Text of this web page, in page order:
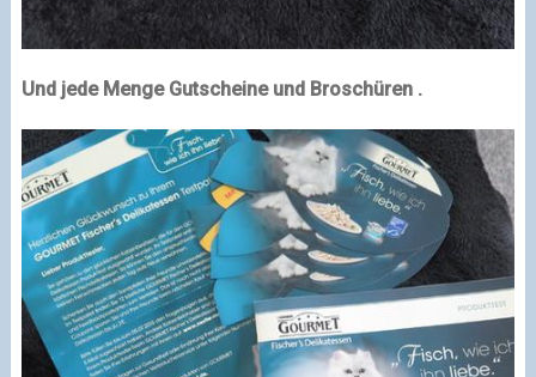
Und jede Menge Gutscheine und Broschüren .